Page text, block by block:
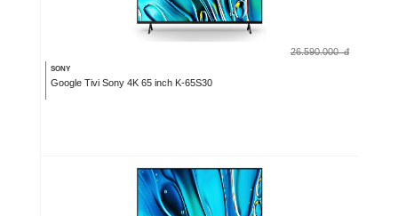
26.590.000 đ
SONY
Google Tivi Sony 4K 65 inch K-65S30